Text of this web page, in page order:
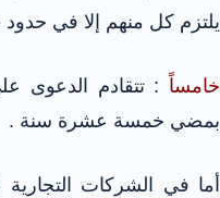
يلتزم كل منهم إلا في
خامساً : تتقادم الدعوى
بمضي خمسة عشرة سنة .
أما في الشركات